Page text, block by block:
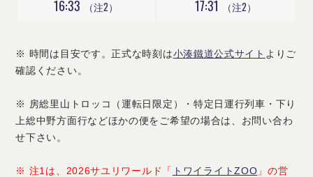
16:33 （注2） 17:31 （注2）
※ 時間は目安です。正式な時刻は小湊鐵道公式サイト よりご
確認ください。
※ 房総里山トロッコ（運転日限定）・特定日運行列車・下り
上総中野方面行などほかの便をご希望の場合は、お問い合わ
せ下さい。
※ 注1は、2026サユリワールド「 トワイライトZOO 」の営